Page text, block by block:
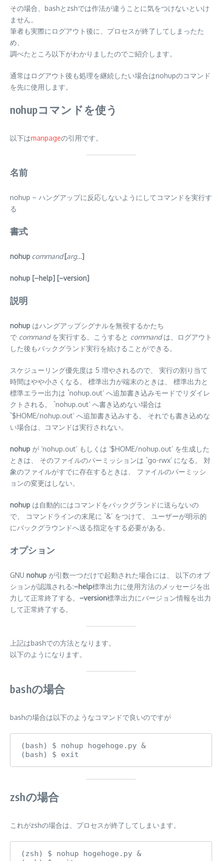
その場合、bashとzshでは作法が違うことに気をつけないといけ
ません。
筆者も実際にログアウト後に、プロセスが終了してしまったた
め、
調べたところ以下がわかりましたのでご紹介します。
通常はログアウト後も処理を継続したい場合はnohupのコマンド
を先に使用します。
nohupコマンドを使う
以下はmanpageの引用です。
名前
nohup – ハングアップに反応しないようにしてコマンドを実行す
る
書式
nohup command[arg…]
nohup [–help] [–version]
説明
nohup はハングアップシグナルを無視するかたち
で commandを実行する。こうすると commandは、ログアウト
した後もバックグランド実行を続けることができる。
スケジューリング優先度は 5 増やされるので、 実行の割り当て
時間はやや小さくなる。 標準出力が端末のときは、 標準出力と
標準エラー出力は `nohup.out’ へ追加書き込みモードでリダイレ
クトされる。 `nohup.out’ へ書き込めない場合は
`$HOME/nohup.out’ へ追加書き込みする。 それでも書き込めな
い場合は、コマンドは実行されない。
nohup が ‘nohup.out’ もしくは ‘$HOME/nohup.out’ を生成した
ときは、 そのファイルのパーミッションは `go-rwx’ になる。 対
象のファイルがすでに存在するときは、 ファイルのパーミッシ
ョンの変更はしない。
nohup は自動的にはコマンドをバックグランドに送らないの
で、 コマンドラインの末尾に `&’ をつけて、 ユーザーが明示的
にバックグラウンドへ送る指定をする必要がある。
オプション
GNU nohup が引数一つだけで起動された場合には、 以下のオプ
ションが認識される:–help標準出力に使用方法のメッセージを出
力して正常終了する。 –version標準出力にバージョン情報を出力
して正常終了する。
上記はbashでの方法となります。
以下のようになります。
bashの場合
bashの場合は以下のようなコマンドで良いのですが
(bash) $ nohup hogehoge.py &
(bash) $ exit
zshの場合
これがzshの場合は、プロセスが終了してしまいます。
(zsh) $ nohup hogehoge.py &